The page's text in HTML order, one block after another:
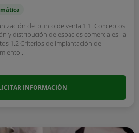
del punto de venta 1.1. Conceptos
y distribución de espacios comerciales: la
1.2 Criterios de implantación del
INFORMACIÓN